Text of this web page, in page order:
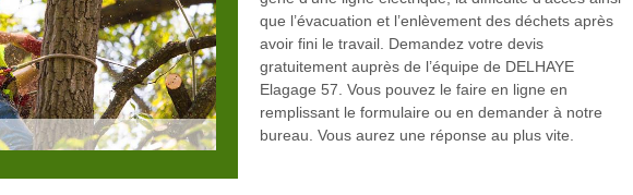
que l’évacuation et l’enlèvement des déchets après
avoir fini le travail. Demandez votre devis
gratuitement auprès de l’équipe de DELHAYE
Elagage 57. Vous pouvez le faire en ligne en
remplissant le formulaire ou en demander à notre
bureau. Vous aurez une réponse au plus vite.